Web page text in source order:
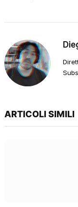
ARTICOLI SIMILI